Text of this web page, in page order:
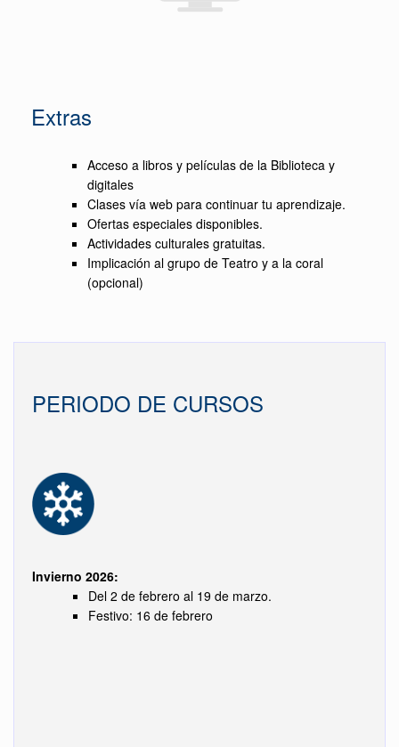
Extras
Acceso a libros y películas de la Biblioteca y
digitales
Clases vía web para continuar tu aprendizaje.
Ofertas especiales disponibles.
Actividades culturales gratuitas.
Implicación al grupo de Teatro y a la coral
(opcional)
PERIODO DE CURSOS
Invierno 2026:
Del 2 de febrero al 19 de marzo.
Festivo: 16 de febrero